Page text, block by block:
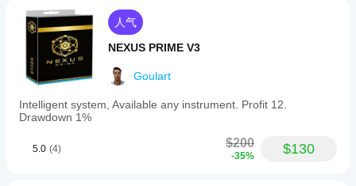
最大回撤：4.54% - 保守的风险管理
✅ 智能风险管理
动态止损 - 基于ATR和波动性
件、
点差
和执
量而
异。
自己
的环
测试
人气
NEXUS PRIME V3
Goulart
Intelligent system, Available any instrument. Profit 12.
Drawdown 1%
5.0 (4) $200
-35% $130